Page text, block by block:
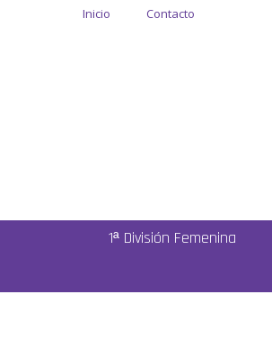
Inicio Contacto
1ª División Femenina